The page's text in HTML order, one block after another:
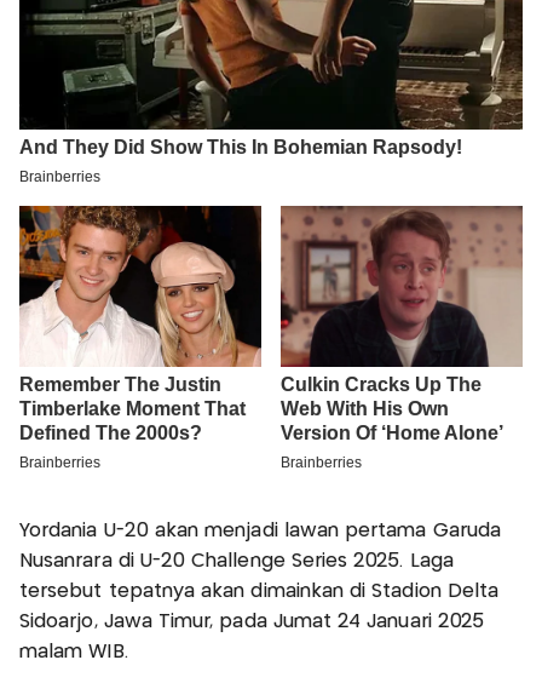
Yordania U-20 akan menjadi lawan pertama Garuda
Nusanrara di U-20 Challenge Series 2025. Laga
tersebut tepatnya akan dimainkan di Stadion Delta
Sidoarjo, Jawa Timur, pada Jumat 24 Januari 2025
malam WIB.